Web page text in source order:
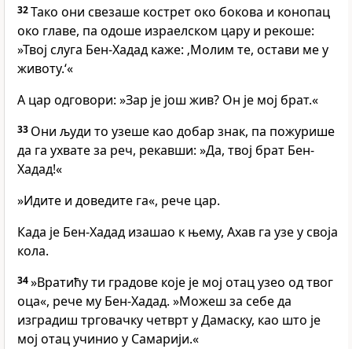
32Тако они свезаше кострет око бокова и конопац
око главе, па одоше израелском цару и рекоше:
»Твој слуга Бен-Хадад каже: ‚Молим те, остави ме у
животу.‘«
А цар одговори: »Зар је још жив? Он је мој брат.«
33 Они људи то узеше као добар знак, па пожурише
да га ухвате за реч, рекавши: »Да, твој брат Бен-
Хадад!«
»Идите и доведите га«, рече цар.
Када је Бен-Хадад изашао к њему, Ахав га узе у своја
кола.
34»Вратићу ти градове које је мој отац узео од твог
оца«, рече му Бен-Хадад. »Можеш за себе да
изградиш трговачку четврт у Дамаску, као што је
мој отац учинио у Самарији.«